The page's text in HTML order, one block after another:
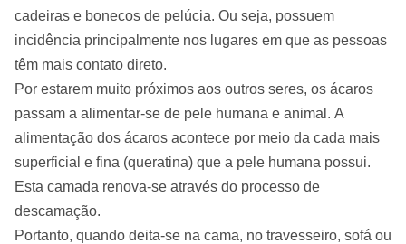
cadeiras e bonecos de pelúcia. Ou seja, possuem
incidência principalmente nos lugares em que as pessoas
têm mais contato direto.
Por estarem muito próximos aos outros seres, os ácaros
passam a alimentar-se de pele humana e animal. A
alimentação dos ácaros acontece por meio da cada mais
superficial e fina (queratina) que a pele humana possui.
Esta camada renova-se através do processo de
descamação.
Portanto, quando deita-se na cama, no travesseiro, sofá ou